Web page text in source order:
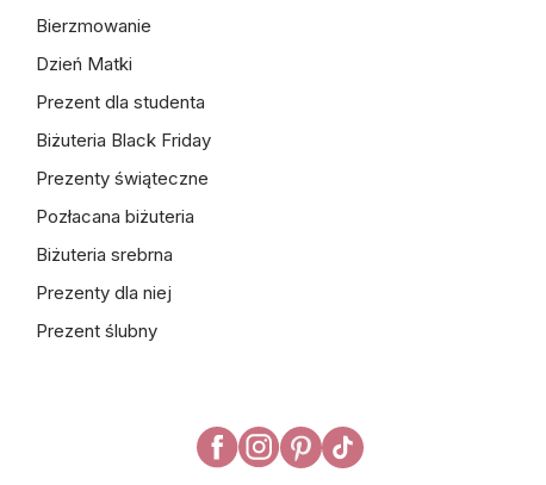
Bierzmowanie
Dzień Matki
Prezent dla studenta
Biżuteria Black Friday
Prezenty świąteczne
Pozłacana biżuteria
Biżuteria srebrna
Prezenty dla niej
Prezent ślubny